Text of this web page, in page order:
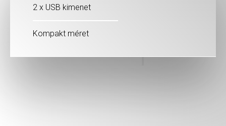
2 x USB kimenet
Kompakt méret